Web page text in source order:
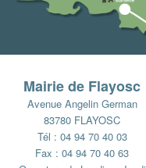
Mairie de Flayosc
Avenue Angelin German
83780 FLAYOSC
Tél : 04 94 70 40 03
Fax : 04 94 70 40 63